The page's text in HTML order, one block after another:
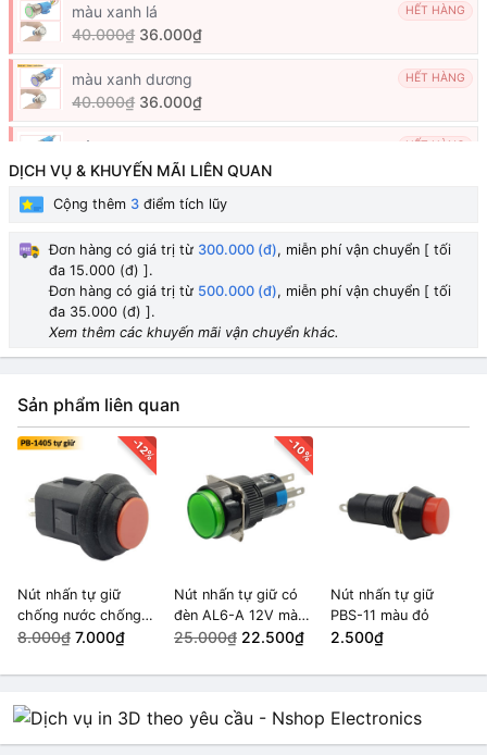
màu xanh lá HẾT HÀNG
40.000₫ 36.000₫
màu xanh dương HẾT HÀNG
40.000₫ 36.000₫
màu cam HẾT HÀNG
40.000₫ 36.000₫
màu trắng
DỊCH VỤ & KHUYẾN MÃI LIÊN QUAN
Cộng thêm 3 điểm tích lũy
Đơn hàng có giá trị từ 300.000 (đ), miễn phí vận chuyển [ tối
đa 15.000 (đ) ].
Đơn hàng có giá trị từ 500.000 (đ), miễn phí vận chuyển [ tối
đa 35.000 (đ) ].
Xem thêm các khuyến mãi vận chuyển khác.
Sản phẩm liên quan
-12%
Nút nhấn tự giữ
chống nước chống
bụi 14mm PB-1405
8.000₫ 7.000₫
-10%
Nút nhấn tự giữ có
đèn AL6-A 12V màu
Xanh Lá
25.000₫ 22.500₫
Nút nhấn tự giữ
PBS-11 màu đỏ
2.500₫